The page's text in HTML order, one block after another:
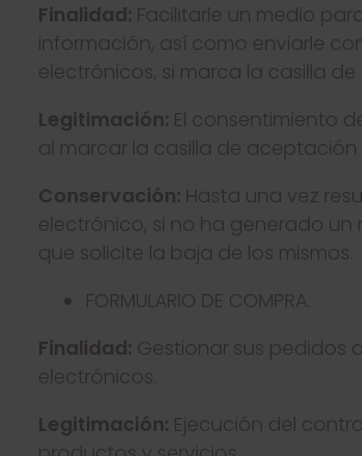
Finalidad: Facilitarle un medio
información, así como enviarle
electrónicos, si marca la casilla
Legitimación: El consentimiento
al marcar la casilla de
Conservación: Hasta una vez
electrónico, si no ha generado
que solicite la baja de los mismos.
FORMULARIO DE COMPRA.
Finalidad: Gestionar sus pedidos
electrónicos.
Legitimación: Ejecución del